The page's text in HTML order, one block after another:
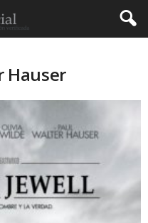
Hauser